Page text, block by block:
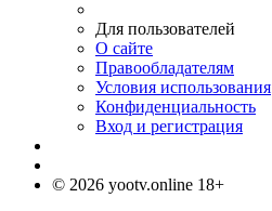
Для пользователей
О сайте
Правообладателям
Условия использования
Конфиденциальность
Вход и регистрация
© 2026 yootv.online 18+